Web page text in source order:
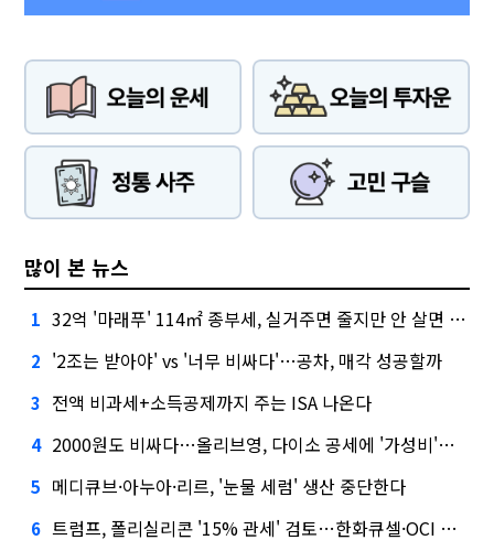
많이 본 뉴스
1 32억 '마래푸' 114㎡ 종부세, 실거주면 줄지만 안 살면 2.5배
2 '2조는 받아야' vs '너무 비싸다'…공차, 매각 성공할까
3 전액 비과세+소득공제까지 주는 ISA 나온다
4 2000원도 비싸다…올리브영, 다이소 공세에 '가성비'로 맞불
5 메디큐브·아누아·리르, '눈물 세럼' 생산 중단한다
6 트럼프, 폴리실리콘 '15% 관세' 검토…한화큐셀·OCI 영향은?